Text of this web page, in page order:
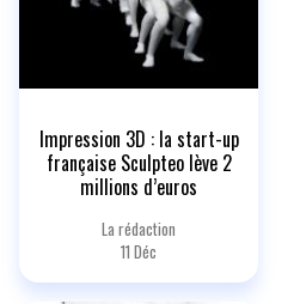
Impression 3D : la start-up
française Sculpteo lève 2
millions d’euros
La rédaction
11 Déc